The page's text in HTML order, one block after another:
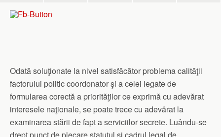
Odată soluţionate la nivel satisfăcător problema calităţii
factorului politic coordonator şi a celei legate de
formularea corectă a priorităţilor ce exprimă cu adevărat
interesele naţionale, se poate trece cu adevărat la
examinarea stării de fapt a serviciilor secrete. Luându-se